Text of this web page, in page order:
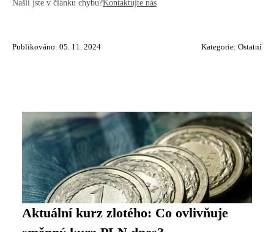
Našli jste v článku chybu?Kontaktujte nás
Publikováno: 05. 11. 2024 Kategorie: Ostatní
Aktuální kurz zlotého: Co ovlivňuje